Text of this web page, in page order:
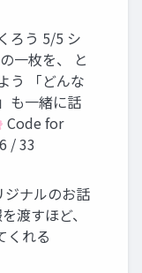
ろう 5/5 シ
⼀枚を、 と
う 「どんな
も⼀緒に話
Code for
/ 33
ジナルのお話
渡すほど、
くれる